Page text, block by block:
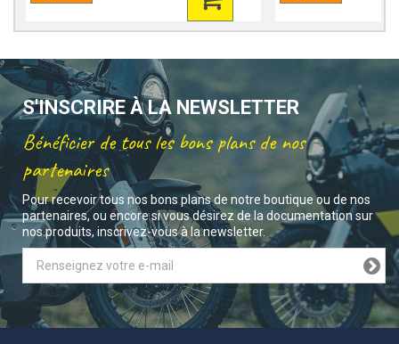
S'INSCRIRE À LA NEWSLETTER
Bénéficier de tous les bons plans de nos
partenaires
Pour recevoir tous nos bons plans de notre boutique ou de nos
partenaires, ou encore si vous désirez de la documentation sur
nos produits, inscrivez-vous à la newsletter.